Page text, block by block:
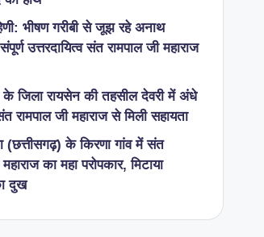
भीषण गरीबी से जूझ रहे अनाथ
उत्तरदायित्व संत रामपाल जी महाराज
जिला रायसेन की तहसील देवरी में अंधे
रामपाल जी महाराज से मिली सहायता
(छत्तीसगढ़) के किरणा गांव में संत
का महा परोपकार, मिटाया
दुख